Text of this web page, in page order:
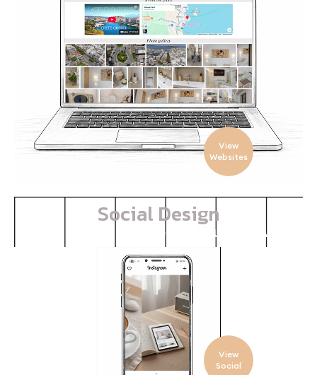
View
Websites
Social Design
Howard Luxury APTS
View
Social